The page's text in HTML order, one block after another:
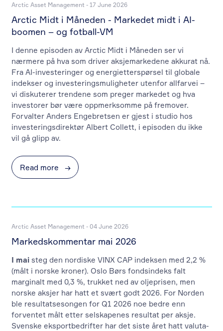
Arctic Asset Management - 17 June 2026
Arctic Midt i Måneden - Markedet midt i AI-
boomen – og fotball-VM
I denne episoden av Arctic Midt i Måneden ser vi
nærmere på hva som driver aksjemarkedene akkurat nå.
Fra AI-investeringer og energietterspørsel til globale
indekser og investeringsmuligheter utenfor allfarvei –
vi diskuterer trendene som preger markedet og hva
investorer bør være oppmerksomme på fremover.
Forvalter Anders Engebretsen er gjest i studio hos
investeringsdirektør Albert Collett, i episoden du ikke
vil gå glipp av.
Read more →
Arctic Asset Management - 04 June 2026
Markedskommentar mai 2026
I mai steg den nordiske VINX CAP indeksen med 2,2 %
(målt i norske kroner). Oslo Børs fondsindeks falt
marginalt med 0,3 %, trukket ned av oljeprisen, men
norske aksjer har hatt et svært godt 2026. For Norden
ble resultatsesongen for Q1 2026 noe bedre enn
forventet målt etter selskapenes resultat per aksje.
Svenske eksportbedrifter har det siste året hatt valuta-